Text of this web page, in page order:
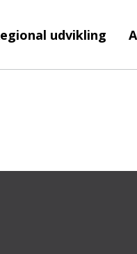
Regional udvikling